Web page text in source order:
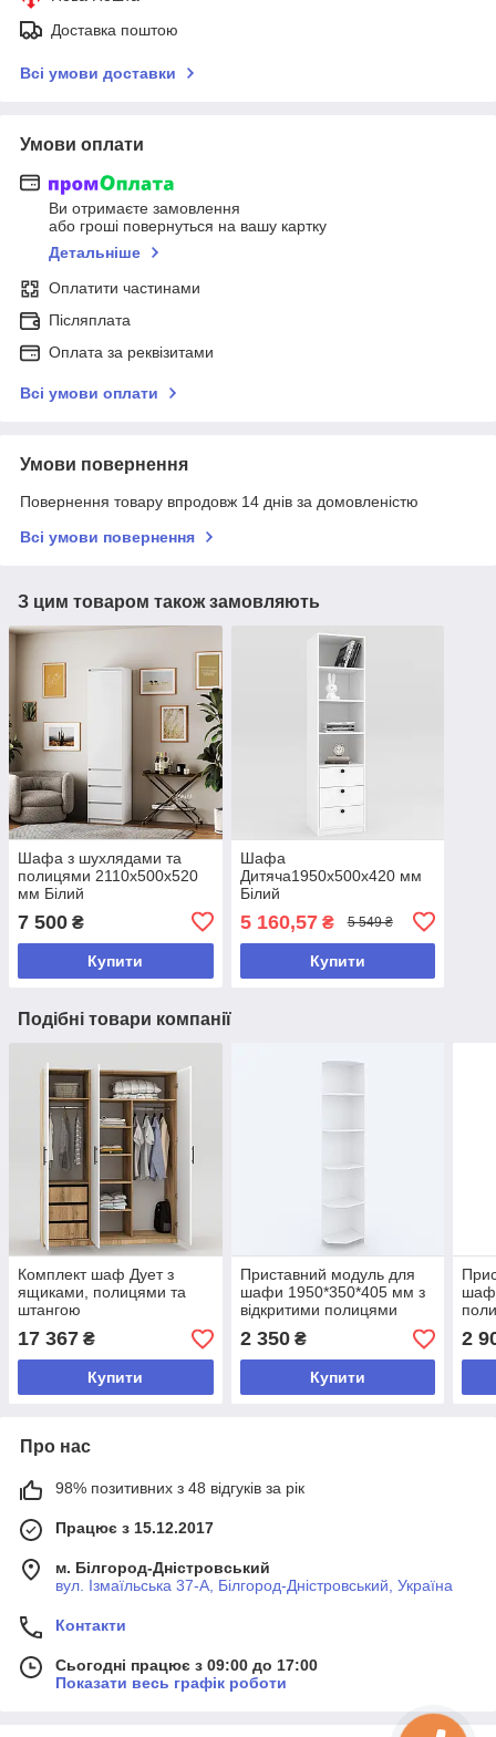
Доставка поштою
Всі умови доставки
Умови оплати
Ви отримаєте замовлення
або гроші повернуться на вашу картку
Детальніше
Оплатити частинами
Післяплата
Оплата за реквізитами
Всі умови оплати
Умови повернення
Повернення товару впродовж 14 днів за домовленістю
Всі умови повернення
З цим товаром також замовляють
Шафа з шухлядами та
полицями 2110х500х520
мм Білий
7 500 ₴
Купити
Шафа
Дитяча1950х500х420 мм
Білий
5 160,57₴ 5 549 ₴
Купити
Подібні товари компанії
Комплект шаф Дует з
ящиками, полицями та
штангою
1950x1500x520мм Дуб
Тахо/Білий
17 367 ₴
Купити
Приставний модуль для
шафи 1950*350*405 мм з
відкритими полицями
Білий
2 350₴
Купити
2
Про нас
98% позитивних з 48 відгуків за рік
Працює з 15.12.2017
м. Білгород-Дністровський
вул. Ізмаїльська 37-А, Білгород-Дністровський, Україна
Контакти
Сьогодні працює з 09:00 до 17:00
Показати весь графік роботи